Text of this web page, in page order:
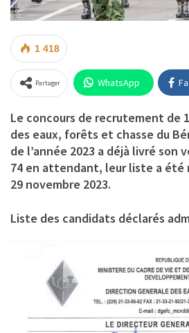
1 418
Partager WhatsApp
Le concours de recrutement de
des eaux, forêts et chasse du
de l’année 2023 a déjà livré son
74 en attendant, leur liste a été
29 novembre 2023.
Liste des candidats déclarés